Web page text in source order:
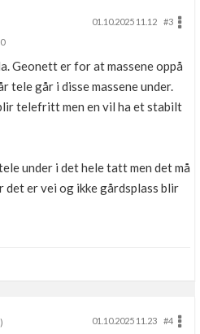
01.10.2025 11.12
#3
0
Geonett er for at massene oppå
tele går i disse massene under.
telefritt men en vil ha et stabilt
under i det hele tatt men det må
det er vei og ikke gårdsplass blir
01.10.2025 11.23
#4